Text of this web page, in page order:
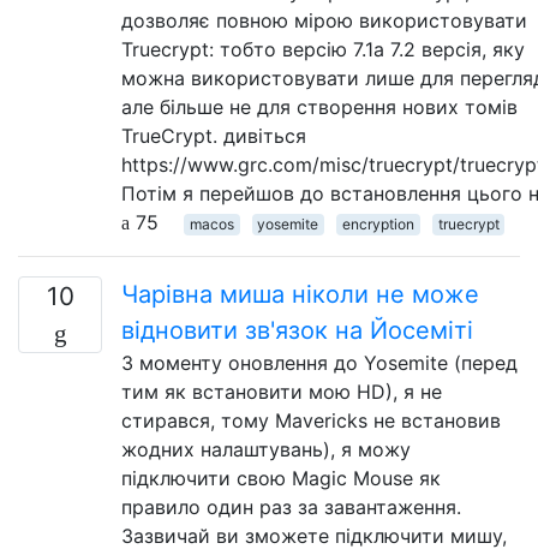
дозволяє повною мірою використовувати
Truecrypt: тобто версію 7.1a 7.2 версія, яку
можна використовувати лише для
але більше не для створення нових томів
TrueCrypt. дивіться
https://www.grc.com/misc/truecrypt/
Потім я перейшов до встановлення цього
75
macos yosemite encryption truecrypt
10
Чарівна миша ніколи не може
відновити зв'язок на Йосеміті
З моменту оновлення до Yosemite (перед
тим як встановити мою HD), я не
стирався, тому Mavericks не встановив
жодних налаштувань), я можу
підключити свою Magic Mouse як
правило один раз за завантаження.
Зазвичай ви зможете підключити мишу,